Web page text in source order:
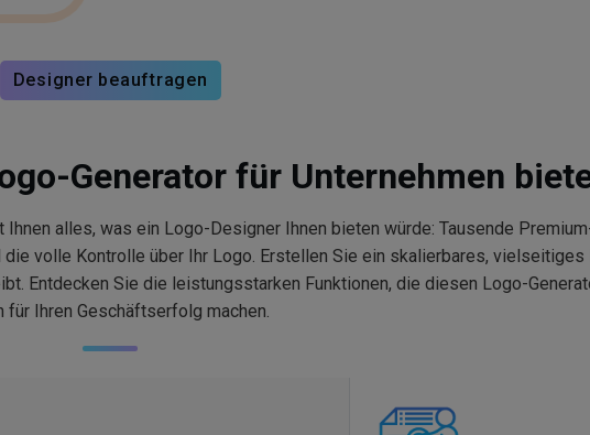
Designer beauftragen
Generator für Unternehmen
alles, was ein Logo-Designer Ihnen bieten würde: Tausende
volle Kontrolle über Ihr Logo. Erstellen Sie ein skalierbares, vielseitiges
Entdecken Sie die leistungsstarken Funktionen, die diesen Logo-
für Ihren Geschäftserfolg machen.